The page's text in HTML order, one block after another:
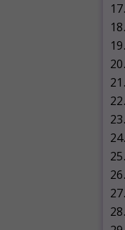
17.
18.
19.
20.
21.
22.
23.
24.
25.
26.
27.
28.